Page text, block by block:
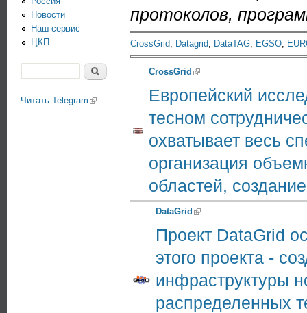
протоколов,
CrossGrid, Datagrid, DataTAG, EGSO,
CrossGrid (link is external)
Европейский
тесном
охватывает весь
организация
областей,
DataGrid (link is external)
Проект DataGrid
этого проекта -
инфраструктуры
распределенных
Новости
Наш сервис
ЦКП
Читать Telegram (link is external)